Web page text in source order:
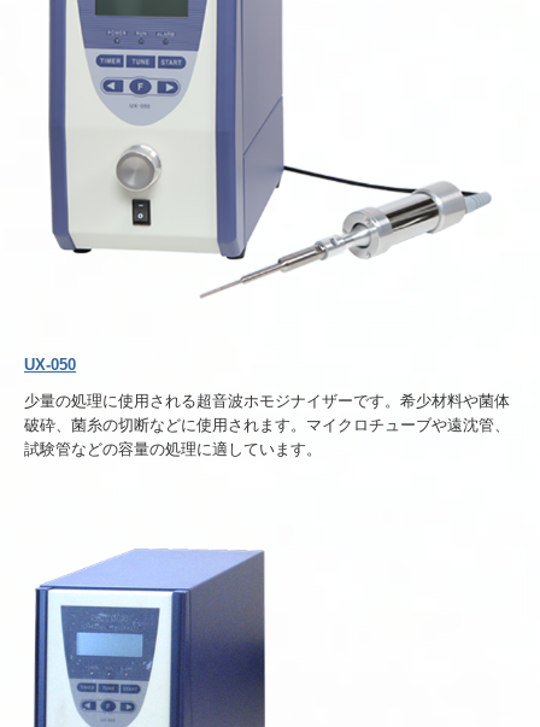
UX-050
少量の処理に使用される超音波ホモジナイザーです。希少材料や菌体
破砕、菌糸の切断などに使用されます。マイクロチューブや遠沈管、
試験管などの容量の処理に適しています。